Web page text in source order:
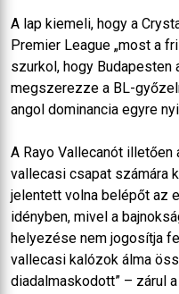
A lap kiemeli, hogy a
Premier League „most a
szurkol, hogy Budapesten
megszerezze a BL-
angol dominancia egyre
A Rayo Vallecanót
vallecasi csapat számára
jelentett volna belépőt az
idényben, mivel a
helyezése nem jogosítja
vallecasi kalózok álma
diadalmaskodott” – zárul